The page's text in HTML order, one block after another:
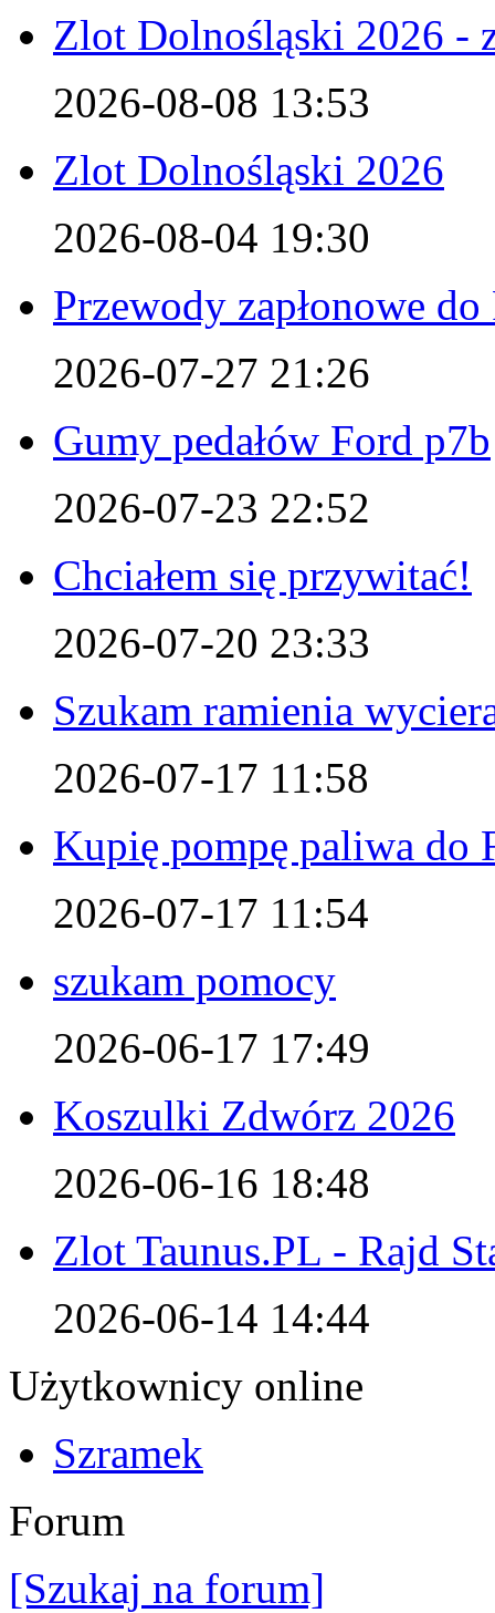
Zlot Dolnośląski 2026 -
2026-08-08 13:53
Zlot Dolnośląski 2026
2026-08-04 19:30
Przewody zapłonowe
2026-07-27 21:26
Gumy pedałów Ford p7b
2026-07-23 22:52
Chciałem się przywitać!
2026-07-20 23:33
Szukam ramienia
2026-07-17 11:58
Kupię pompę paliwa do
2026-07-17 11:54
szukam pomocy
2026-06-17 17:49
Koszulki Zdwórz 2026
2026-06-16 18:48
Zlot Taunus.PL - Rajd
2026-06-14 14:44
Użytkownicy online
Szramek
Forum
[Szukaj na forum]